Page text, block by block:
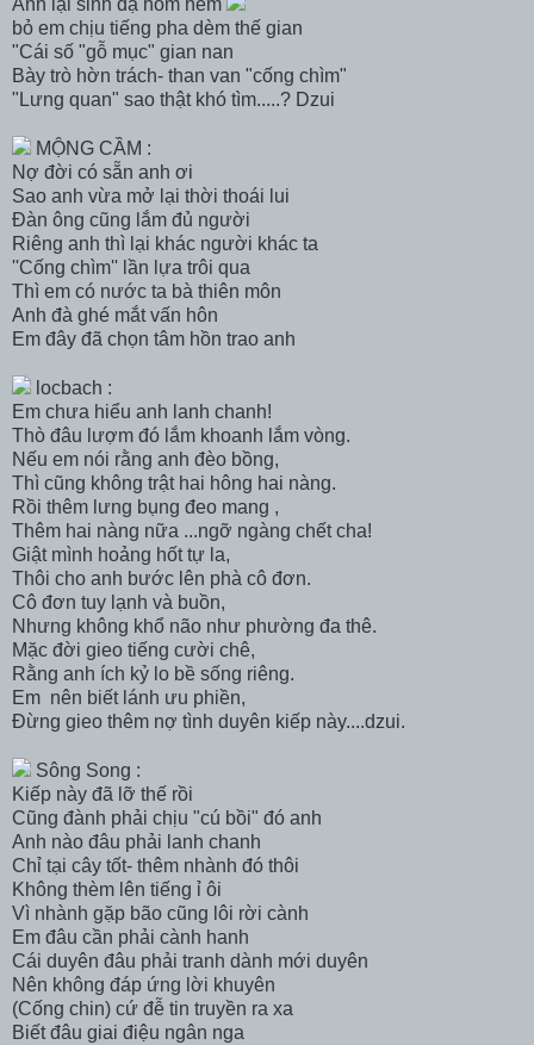
bỏ em chịu tiếng pha dèm thế gian
"Cái số "gỗ mục" gian nan
Bày trò hờn trách- than van "cống chìm"
"Lưng quan" sao thật khó tìm.....? Dzui
MỘNG CẦM :
Nợ đời có sẵn anh ơi
Sao anh vừa mở lại thời thoái lui
Đàn ông cũng lắm đủ người
Riêng anh thì lại khác người khác ta
''Cống chìm'' lần lựa trôi qua
Thì em có nước ta bà thiên môn
Anh đà ghé mắt vấn hôn
Em đây đã chọn tâm hồn trao anh
locbach :
Em chưa hiểu anh lanh chanh!
Thò đâu lượm đó lắm khoanh lắm vòng.
Nếu em nói rằng anh đèo bồng,
Thì cũng không trật hai hông hai nàng.
Rồi thêm lưng bụng đeo mang ,
Thêm hai nàng nữa ...ngỡ ngàng chết cha!
Giật mình hoảng hốt tự la,
Thôi cho anh bước lên phà cô đơn.
Cô đơn tuy lạnh và buồn,
Nhưng không khổ não như phường đa thê.
Mặc đời gieo tiếng cười chê,
Rằng anh ích kỷ lo bề sống riêng.
Em nên biết lánh ưu phiền,
Đừng gieo thêm nợ tình duyên kiếp này....dzui.
Sông Song :
Kiếp này đã lỡ thế rồi
Cũng đành phải chịu "cú bồi" đó anh
Anh nào đâu phải lanh chanh
Chỉ tại cây tốt- thêm nhành đó thôi
Không thèm lên tiếng ỉ ôi
Vì nhành gặp bão cũng lôi rời cành
Em đâu cần phải cành hanh
Cái duyên đâu phải tranh dành mới duyên
Nên không đáp ứng lời khuyên
(Cống chin) cứ đễ tin truyền ra xa
Biết đâu giai điệu ngân nga